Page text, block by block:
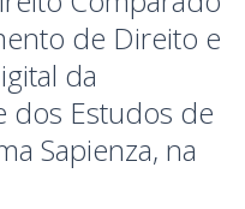
de Direito e
da
dos Estudos de
Sapienza, na